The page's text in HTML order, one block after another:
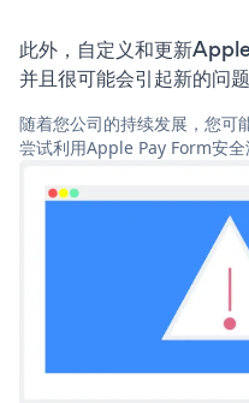
此外，自定义和更新
并且很可能会引起新的问题
随着您公司的持续发展，您可
尝试利用Apple Pay Form安全